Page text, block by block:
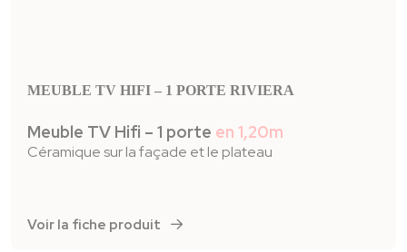
MEUBLE TV HIFI – 1 PORTE RIVIERA
Meuble TV Hifi – 1 porte en 1,20m
Céramique sur la façade et le plateau
Voir la fiche produit